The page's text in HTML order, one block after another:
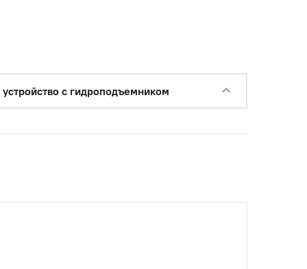
с гидроподъемником
− + Купить
НДС